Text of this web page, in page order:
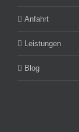
Anfahrt
Leistungen
Blog